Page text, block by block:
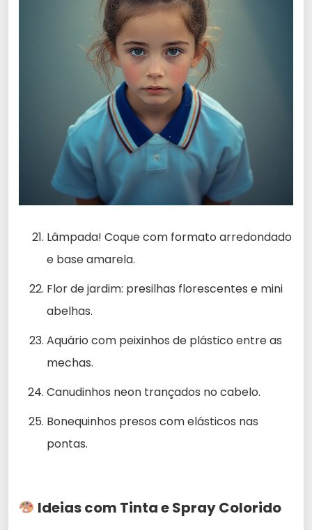
Lâmpada! Coque com formato arredondado
e base amarela.
Flor de jardim: presilhas florescentes e mini
abelhas.
Aquário com peixinhos de plástico entre as
mechas.
Canudinhos neon trançados no cabelo.
Bonequinhos presos com elásticos nas
pontas.
Ideias com Tinta e Spray Colorido